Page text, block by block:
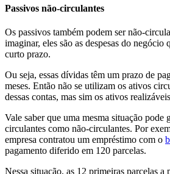
Passivos não-circulantes
Os passivos também podem ser não-
imaginar, eles são as despesas do negócio
curto prazo.
Ou seja, essas dívidas têm um prazo de
meses. Então não se utilizam os ativos
dessas contas, mas sim os ativos
Vale saber que uma mesma situação pode
circulantes como não-circulantes. Por
empresa contratou um empréstimo com o
pagamento diferido em 120 parcelas.
Nessa situação, as 12 primeiras parcelas